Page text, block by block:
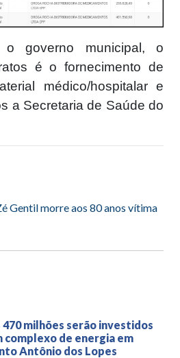
governo municipal, o
é o fornecimento de
médico/hospitalar e
a Secretaria de Saúde do
Gentil morre aos 80 anos vítima
470 milhões serão investidos
complexo de energia em
Antônio dos Lopes